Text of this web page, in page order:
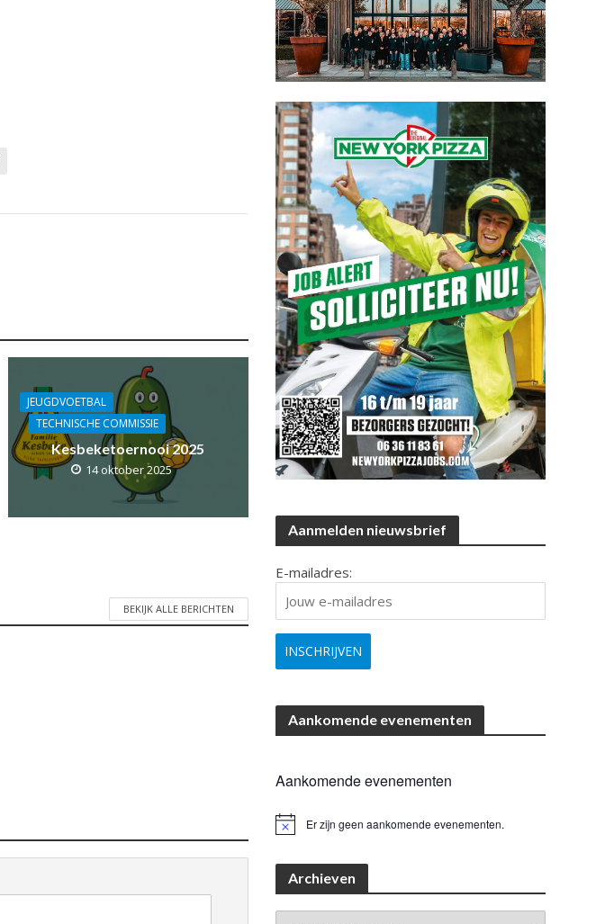
JEUGDVOETBAL
TECHNISCHE COMMISSIE
Kesbeketoernooi 2025
14 oktober 2025
BEKIJK ALLE BERICHTEN
Aanmelden nieuwsbrief
E-mailadres:
Aankomende evenementen
Aankomende evenementen
B
t
Er zijn geen aankomende evenementen.
Archieven